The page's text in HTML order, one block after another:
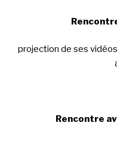
projection de ses
Rencontre